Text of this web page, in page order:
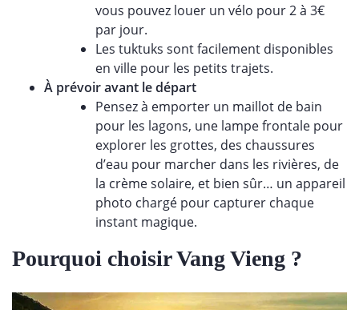
vous pouvez louer un vélo pour 2 à 3€
par jour.
Les tuktuks sont facilement disponibles
en ville pour les petits trajets.
À prévoiravant le départ
Pensez à emporter un maillot de bain
pour les lagons, une lampe frontale pour
explorer les grottes, des chaussures
d’eau pour marcher dans les rivières, de
la crème solaire, et bien sûr… un appareil
photo chargé pour capturer chaque
instant magique.
Pourquoi choisir Vang Vieng ?